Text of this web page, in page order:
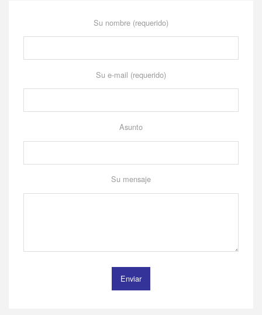
Su nombre (requerido)
Su e-mail (requerido)
Asunto
Su mensaje